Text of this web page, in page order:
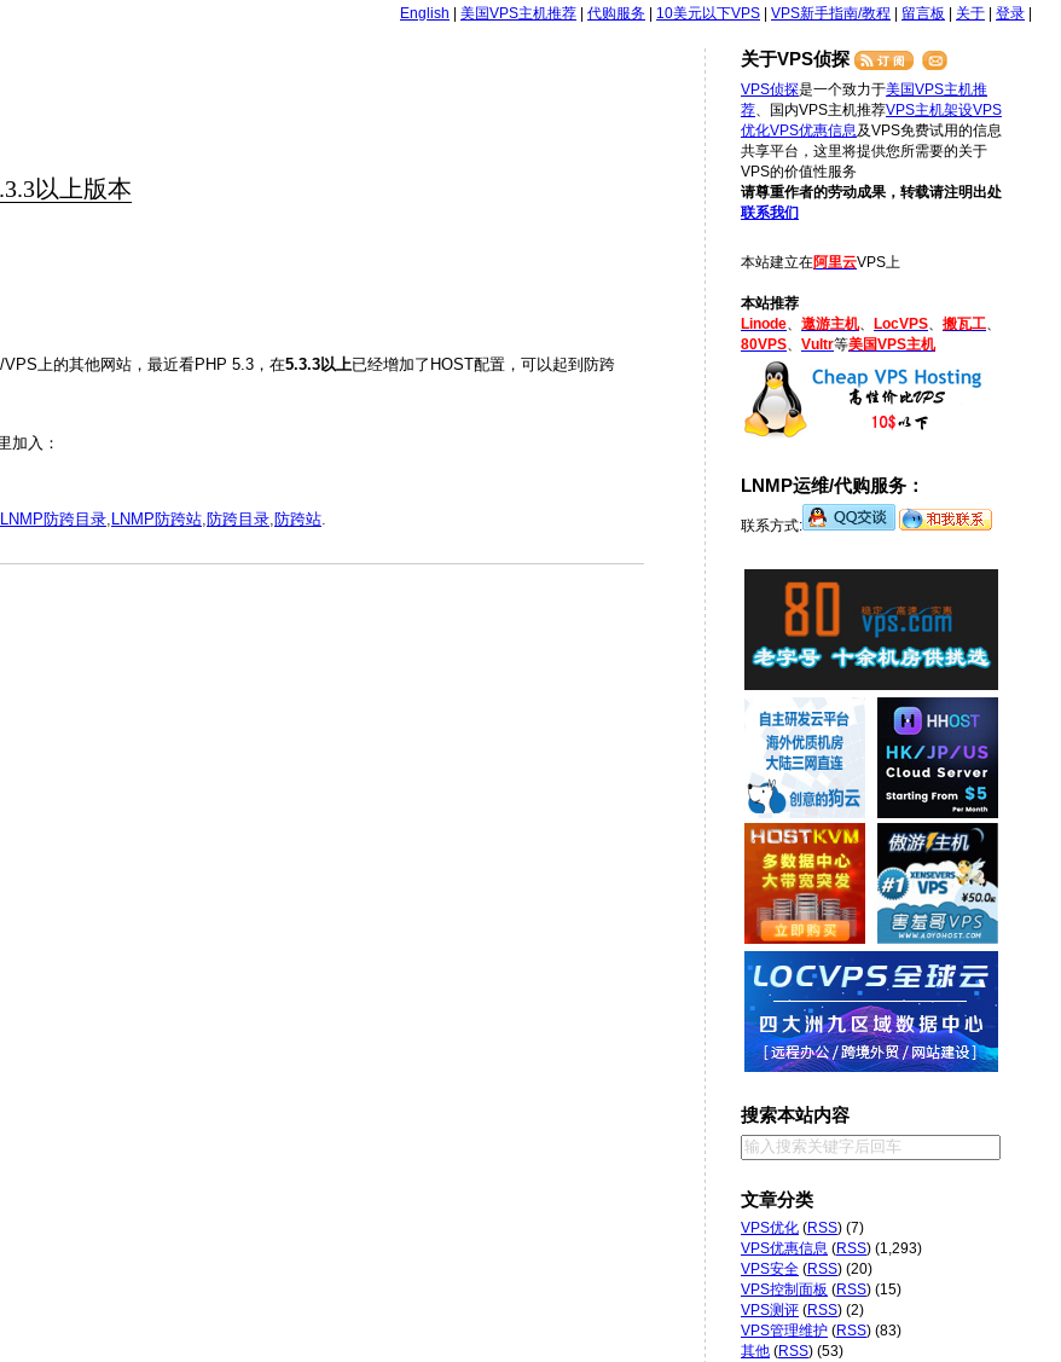
English 美国VPS主机推荐 代购服务 10美元以下VPS VPS新手指南/教程 留言板 关于 登录
以上版本
上的其他网站，最近看PHP 5.3，在5.3.3以上已经增加了HOST配置，可以起到防跨
加入：
LNMP防跨目录 LNMP防跨站 防跨目录 防跨站
关于VPS侦探
VPS侦探是一个致力于美国VPS主机推
荐 、国内VPS主机推荐VPS主机架设VPS
优化VPS优惠信息 及VPS免费试用的信息
共享平台，这里将提供您所需要的关于
VPS的价值性服务
请尊重作者的劳动成果，转载请注明出处
联系我们
本站建立在阿里云VPS上
本站推荐
Linode
遨游主机、 LocVPS 搬瓦工
80VPS
Vultr等美国VPS主机
LNMP运维/代购服务：
联系方式:
搜索本站内容
文章分类
VPS优化 (RSS) (7)
VPS优惠信息 (RSS) (1,293)
VPS安全 (RSS) (20)
VPS控制面板 (RSS) (15)
VPS测评 (RSS) (2)
VPS管理维护 (RSS) (83)
其他 (RSS) (53)